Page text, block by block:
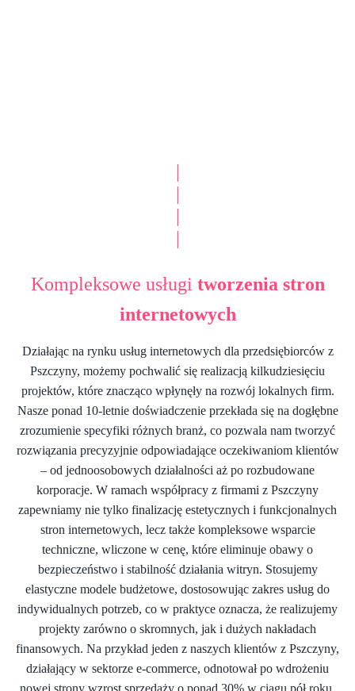
|
|
|
|
Kompleksowe usługi tworzenia stron
internetowych
Działając na rynku usług internetowych dla przedsiębiorców z
Pszczyny, możemy pochwalić się realizacją kilkudziesięciu
projektów, które znacząco wpłynęły na rozwój lokalnych firm.
Nasze ponad 10-letnie doświadczenie przekłada się na dogłębne
zrozumienie specyfiki różnych branż, co pozwala nam tworzyć
rozwiązania precyzyjnie odpowiadające oczekiwaniom klientów
– od jednoosobowych działalności aż po rozbudowane
korporacje. W ramach współpracy z firmami z Pszczyny
zapewniamy nie tylko finalizację estetycznych i funkcjonalnych
stron internetowych, lecz także kompleksowe wsparcie
techniczne, wliczone w cenę, które eliminuje obawy o
bezpieczeństwo i stabilność działania witryn. Stosujemy
elastyczne modele budżetowe, dostosowując zakres usług do
indywidualnych potrzeb, co w praktyce oznacza, że realizujemy
projekty zarówno o skromnych, jak i dużych nakładach
finansowych. Na przykład jeden z naszych klientów z Pszczyny,
działający w sektorze e-commerce, odnotował po wdrożeniu
nowej strony wzrost sprzedaży o ponad 30% w ciągu pół roku,